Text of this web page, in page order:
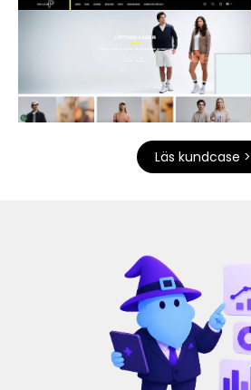
Läs kundcase >